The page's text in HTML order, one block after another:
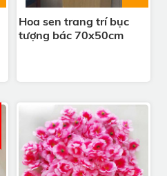
Hoa sen trang trí bục
tượng bác 70x50cm